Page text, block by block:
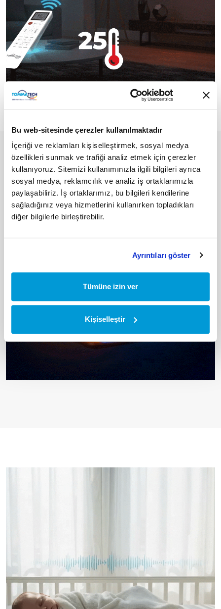
Bu web-sitesinde çerezler kullanılmaktadır
İçeriği ve reklamları kişiselleştirmek, sosyal medya
özellikleri sunmak ve trafiği analiz etmek için çerezler
kullanıyoruz. Sitemizi kullanımınızla ilgili bilgileri ayrıca
sosyal medya, reklamcılık ve analiz iş ortaklarımızla
paylaşabiliriz. İş ortaklarımız, bu bilgileri kendilerine
sağladığınız veya hizmetlerini kullanırken topladıkları
diğer bilgilerle birleştirebilir.
Ayrıntıları göster
Tümüne izin ver
Kişiselleştir